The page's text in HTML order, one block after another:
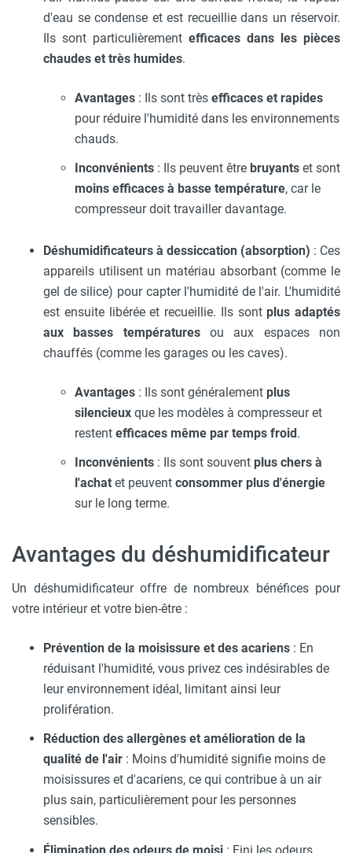
d'eau se condense et est recueillie dans un réservoir.
Ils sont particulièrement efficaces dans les pièces
chaudes et très humides.
Avantages : Ils sont très efficaces et rapides
pour réduire l'humidité dans les environnements
chauds.
Inconvénients : Ils peuvent être bruyants et sont
moins efficaces à basse température, car le
compresseur doit travailler davantage.
Déshumidificateurs à dessiccation (absorption) : Ces
appareils utilisent un matériau absorbant (comme le
gel de silice) pour capter l'humidité de l'air. L'humidité
est ensuite libérée et recueillie. Ils sontplus adaptés
aux basses températuresou aux espaces non
chauffés (comme les garages ou les caves).
Avantages : Ils sont généralement plus
silencieux que les modèles à compresseur et
restent efficaces même par temps froid.
Inconvénients : Ils sont souvent plus chers à
l'achat et peuvent consommer plus d'énergie
sur le long terme.
Avantages du déshumidificateur
Un déshumidificateur offre de nombreux bénéfices pour
votre intérieur et votre bien-être :
Prévention de la moisissure et des acariens : En
réduisant l'humidité, vous privez ces indésirables de
leur environnement idéal, limitant ainsi leur
prolifération.
Réduction des allergènes et amélioration de la
qualité de l'air : Moins d'humidité signifie moins de
moisissures et d'acariens, ce qui contribue à un air
plus sain, particulièrement pour les personnes
sensibles.
Élimination des odeurs de moisi : Fini les odeurs